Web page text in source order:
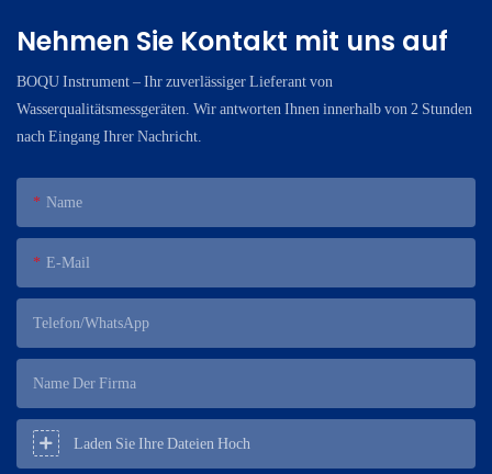
Nehmen Sie Kontakt mit uns auf
BOQU Instrument – ​​Ihr zuverlässiger Lieferant von
Wasserqualitätsmessgeräten. Wir antworten Ihnen innerhalb von 2 Stunden
nach Eingang Ihrer Nachricht.
Name
E-Mail
Telefon/WhatsApp
Name Der Firma
Laden Sie Ihre Dateien Hoch